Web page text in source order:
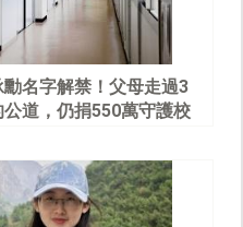
名字解禁！父母走過3
道，仍捐550萬守護校